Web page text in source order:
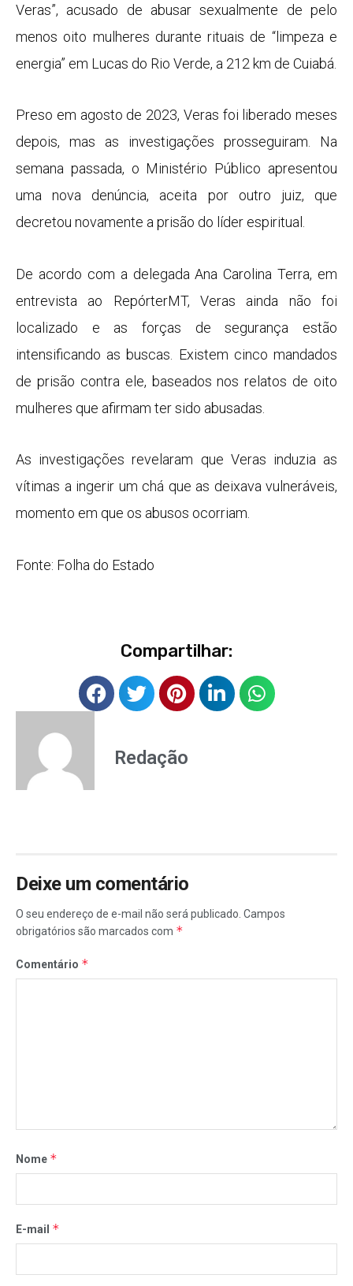
Veras”, acusado de abusar sexualmente de pelo
menos oito mulheres durante rituais de “limpeza e
energia” em Lucas do Rio Verde, a 212 km de Cuiabá.
Preso em agosto de 2023, Veras foi liberado meses
depois, mas as investigações prosseguiram. Na
semana passada, o Ministério Público apresentou
uma nova denúncia, aceita por outro juiz, que
decretou novamente a prisão do líder espiritual.
De acordo com a delegada Ana Carolina Terra, em
entrevista ao RepórterMT, Veras ainda não foi
localizado e as forças de segurança estão
intensificando as buscas. Existem cinco mandados
de prisão contra ele, baseados nos relatos de oito
mulheres que afirmam ter sido abusadas.
As investigações revelaram que Veras induzia as
vítimas a ingerir um chá que as deixava vulneráveis,
momento em que os abusos ocorriam.
Fonte: Folha do Estado
Compartilhar:
Redação
Deixe um comentário
O seu endereço de e-mail não será publicado. Campos
obrigatórios são marcados com *
Comentário *
Nome *
E-mail *